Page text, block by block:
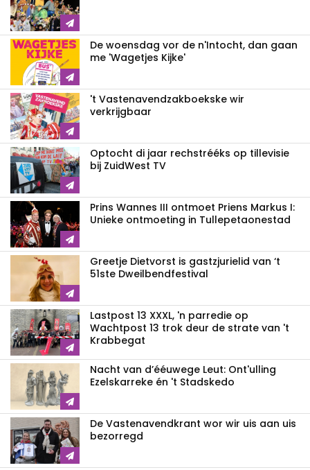
De woensdag vor de n'Intocht, dan gaan
me 'Wagetjes Kijke'
't Vastenavendzakboekske wir
verkrijgbaar
Optocht di jaar rechstrééks op tillevisie
bij ZuidWest TV
Prins Wannes III ontmoet Priens Markus I:
Unieke ontmoeting in Tullepetaonestad
Greetje Dietvorst is gastzjurielid van ‘t
51ste Dweilbendfestival
Lastpost 13 XXXL, 'n parredie op
Wachtpost 13 trok deur de strate van 't
Krabbegat
Nacht van d’ééuwege Leut: Ont'ulling
Ezelskarreke én 't Stadskedo
De Vastenavendkrant wor wir uis aan uis
bezorregd